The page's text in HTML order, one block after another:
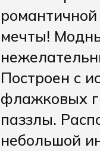
мечты!
Построен с
флажковых
паззлы.
небольшой